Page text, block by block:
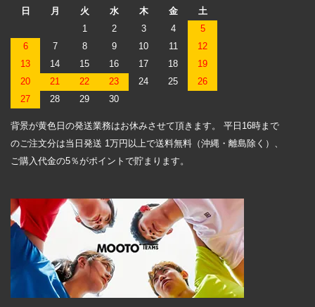
日
月 火 水 木 金
土
1
2 3 4
5
6
7 8 9 10 11
12
13
14 15 16 17 18
19
20
21 22 23 24 25
26
27
28 29 30
背景が黄色日の発送業務はお休みさせて頂きます。 平日16時まで
のご注文分は当日発送 1万円以上で送料無料（沖縄・離島除く）、
ご購入代金の5％がポイントで貯まります。